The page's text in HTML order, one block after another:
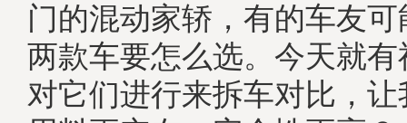
门的混动家轿，有的车友
两款车要怎么选。今天就
对它们进行来拆车对比，